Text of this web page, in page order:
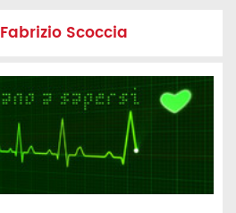
Fabrizio Scoccia